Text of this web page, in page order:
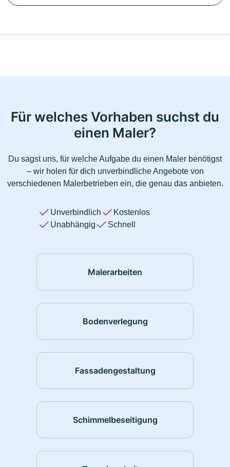
Für welches Vorhaben suchst du
einen Maler?
Du sagst uns, für welche Aufgabe du einen Maler benötigst
– wir holen für dich unverbindliche Angebote von
verschiedenen Malerbetrieben ein, die genau das anbieten.
Unverbindlich
Kostenlos
Unabhängig
Schnell
Malerarbeiten
Bodenverlegung
Fassadengestaltung
Schimmelbeseitigung